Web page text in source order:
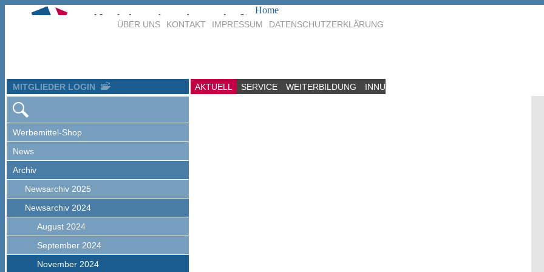
Home
MITGLIEDER LOGIN AKTUELL SERVICE WEITERBILDUNG INNUNG
ÜBER UNS KONTAKT IMPRESSUM DATENSCHUTZERKLÄRUNG
Werbemittel-Shop
News
Archiv
Newsarchiv 2025
Newsarchiv 2024
August 2024
September 2024
November 2024